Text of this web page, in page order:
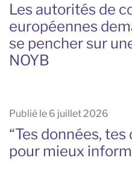
Les autorités de
européennes
se pencher sur
NOYB
Publié le 6 juillet 2026
“Tes données,
pour mieux